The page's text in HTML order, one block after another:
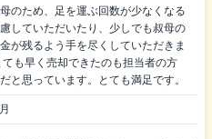
のため、足を運ぶ回数が少なくなる
していただいたり、少しでも叔母の
が残るよう手を尽くしていただきま
ても早く売却できたのも担当者の方
と思っています。とても満足です。